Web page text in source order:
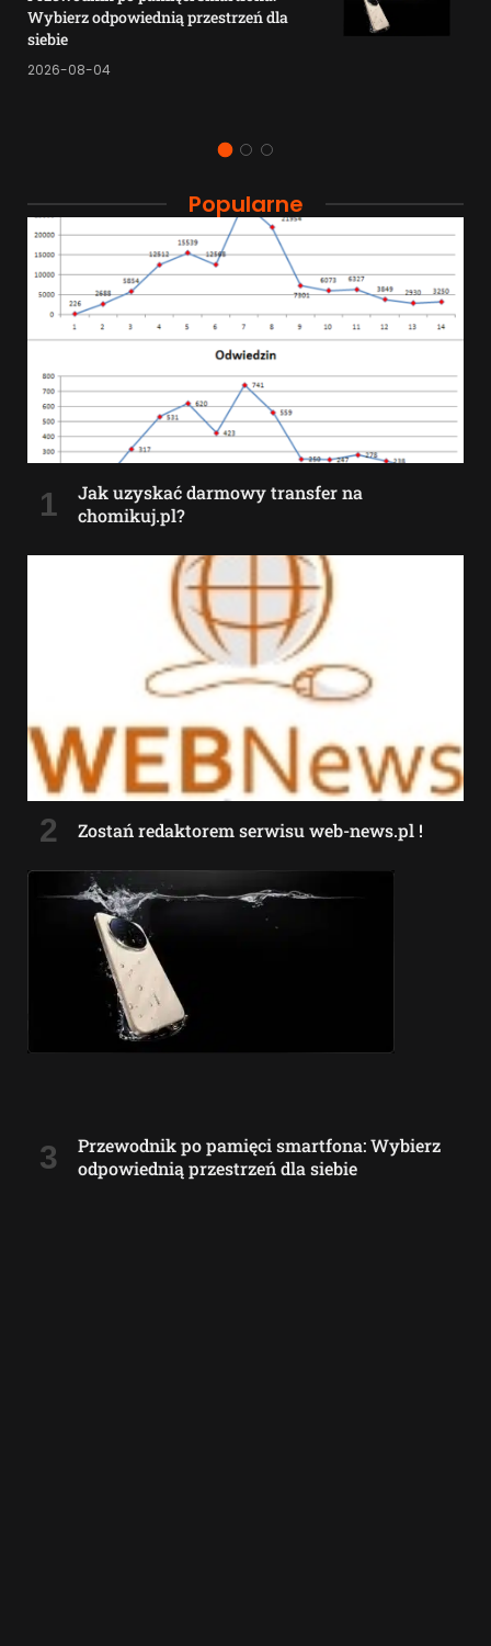
Wybierz odpowiednią przestrzeń dla
siebie
2026-08-04
Popularne
Jak uzyskać darmowy transfer na
chomikuj.pl?
Zostań redaktorem serwisu web-news.pl !
Przewodnik po pamięci smartfona: Wybierz
odpowiednią przestrzeń dla siebie